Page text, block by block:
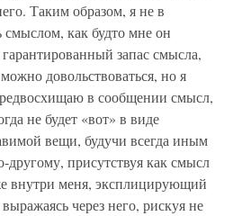
Таким образом, я не в
смыслом, как будто мне он
запас смысла,
довольствоваться, но я
в сообщении смысл,
не будет «вот» в виде
вещи, будучи всегда иным
присутствуя как смысл
внутри меня, эксплицирующий
через него, рискуя не